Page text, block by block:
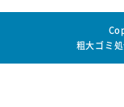
粗大ゴミ